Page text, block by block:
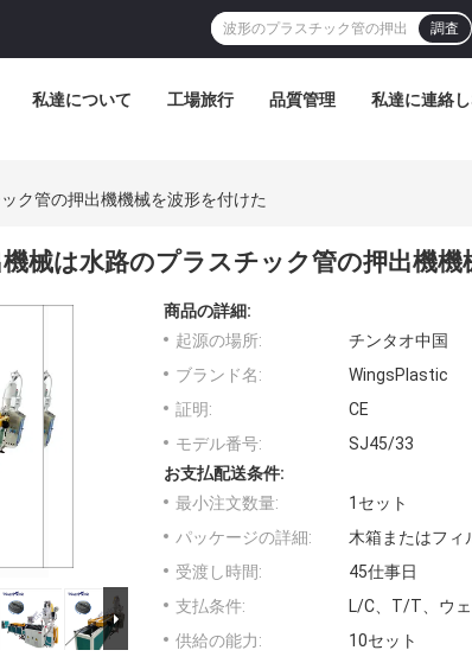
調査
私達について 工場旅行 品質管理 私達に連絡
ク管の押出機機械を波形を付けた
械は水路のプラスチック管の押出機機
商品の詳細:
起源の場所:
チンタオ中国
ブランド名:
WingsPlastic
証明:
CE
モデル番号:
SJ45/33
お支払配送条件:
最小注文数量:
1セット
パッケージの詳細:
木箱またはフィ
受渡し時間:
45仕事日
支払条件:
L/C、T/T、ウ
供給の能力:
10セット